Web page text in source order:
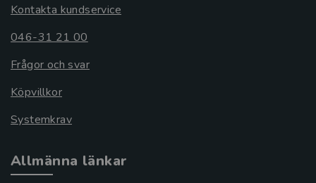
Kontakta kundservice
046-31 21 00
Frågor och svar
Köpvillkor
Systemkrav
Allmänna länkar